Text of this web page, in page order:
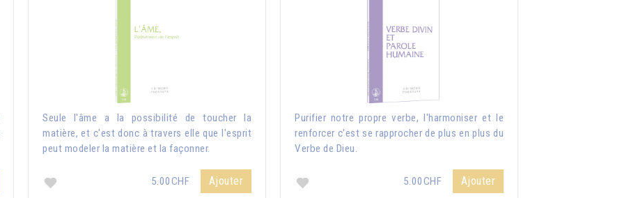
Seule l'âme a la possibilité de toucher la
matière, et c'est donc à travers elle que l'esprit
peut modeler la matière et la façonner.
5.00CHF Ajouter
Purifier notre propre verbe, l'harmoniser et le
renforcer c'est se rapprocher de plus en plus du
Verbe de Dieu.
5.00CHF Ajouter